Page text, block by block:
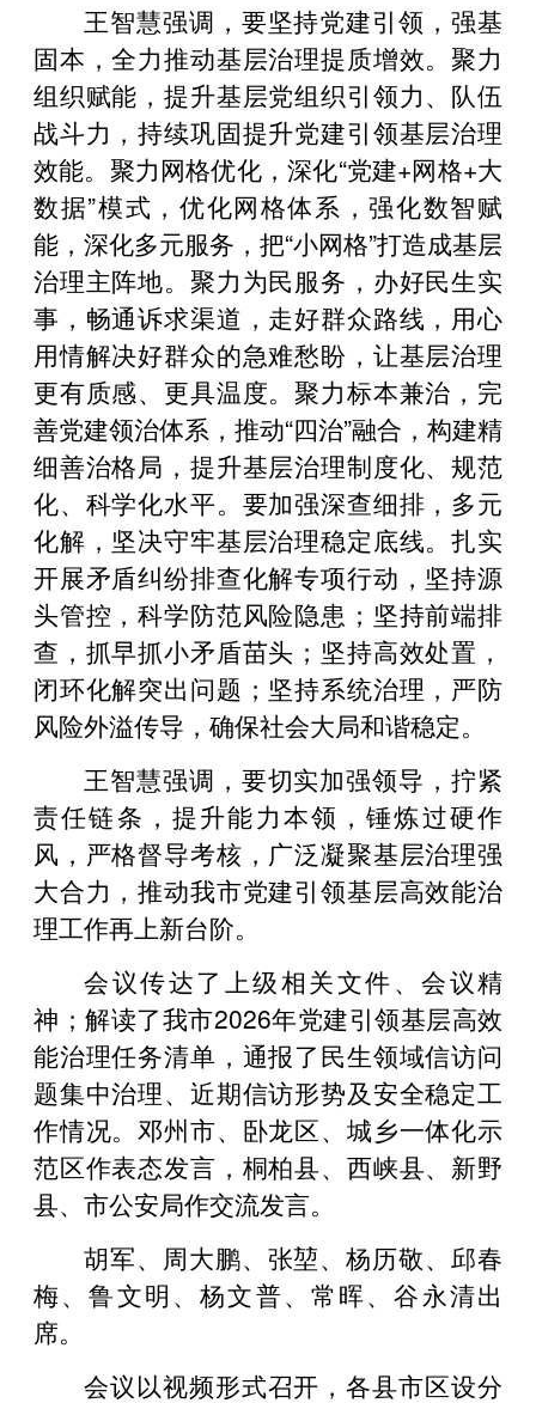
王智慧强调，要坚持党建引领，强基
固本，全力推动基层治理提质增效。聚力
组织赋能，提升基层党组织引领力、队伍
战斗力，持续巩固提升党建引领基层治理
效能。聚力网格优化，深化“党建+网格+大
数据”模式，优化网格体系，强化数智赋
能，深化多元服务，把“小网格”打造成基层
治理主阵地。聚力为民服务，办好民生实
事，畅通诉求渠道，走好群众路线，用心
用情解决好群众的急难愁盼，让基层治理
更有质感、更具温度。聚力标本兼治，完
善党建领治体系，推动“四治”融合，构建精
细善治格局，提升基层治理制度化、规范
化、科学化水平。要加强深查细排，多元
化解，坚决守牢基层治理稳定底线。扎实
开展矛盾纠纷排查化解专项行动，坚持源
头管控，科学防范风险隐患；坚持前端排
查，抓早抓小矛盾苗头；坚持高效处置，
闭环化解突出问题；坚持系统治理，严防
风险外溢传导，确保社会大局和谐稳定。
王智慧强调，要切实加强领导，拧紧
责任链条，提升能力本领，锤炼过硬作
风，严格督导考核，广泛凝聚基层治理强
大合力，推动我市党建引领基层高效能治
理工作再上新台阶。
会议传达了上级相关文件、会议精
神；解读了我市2026年党建引领基层高效
能治理任务清单，通报了民生领域信访问
题集中治理、近期信访形势及安全稳定工
作情况。邓州市、卧龙区、城乡一体化示
范区作表态发言，桐柏县、西峡县、新野
县、市公安局作交流发言。
胡军、周大鹏、张堃、杨历敬、邱春
梅、鲁文明、杨文普、常晖、谷永清出
席。
会议以视频形式召开，各县市区设分